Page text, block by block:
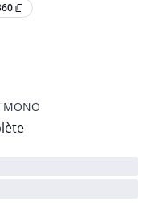
content_copy